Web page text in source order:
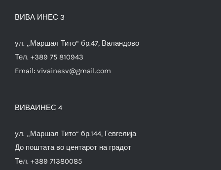
ВИВА ИНЕС 3
ул. „Маршал Тито“ бр.47, Валандово
Тел. +389 75 810943
Email: vivainesv@gmail.com
ВИВАИНЕС 4
ул. „Маршал Тито“ бр.144, Гевгелија
До поштата во центарот на градот
Тел. +389 71380085